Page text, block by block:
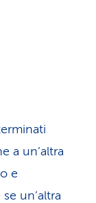
a un’altra
e
un’altra